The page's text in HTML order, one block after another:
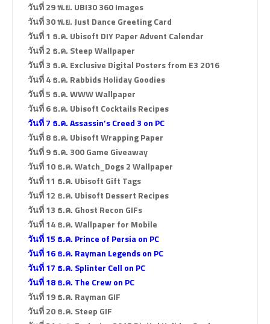
วันที่ 29 พ.ย. UBI30 360 Images
วันที่ 30 พ.ย. Just Dance Greeting Card
วันที่ 1 ธ.ค. Ubisoft DIY Paper Advent Calendar
วันที่ 2 ธ.ค. Steep Wallpaper
วันที่ 3 ธ.ค. Exclusive Digital Posters from E3 2016
วันที่ 4 ธ.ค. Rabbids Holiday Goodies
วันที่ 5 ธ.ค. WWW Wallpaper
วันที่ 6 ธ.ค. Ubisoft Cocktails Recipes
วันที่ 7 ธ.ค. Assassin’s Creed 3 on PC
วันที่ 8 ธ.ค. Ubisoft Wrapping Paper
วันที่ 9 ธ.ค. 300 Game Giveaway
วันที่ 10 ธ.ค. Watch_Dogs 2 Wallpaper
วันที่ 11 ธ.ค. Ubisoft Gift Tags
วันที่ 12 ธ.ค. Ubisoft Dessert Recipes
วันที่ 13 ธ.ค. Ghost Recon GIFs
วันที่ 14 ธ.ค. Wallpaper for Mobile
วันที่ 15 ธ.ค. Prince of Persia on PC
วันที่ 16 ธ.ค. Rayman Legends on PC
วันที่ 17 ธ.ค. Splinter Cell on PC
วันที่ 18 ธ.ค. The Crew on PC
วันที่ 19 ธ.ค. Rayman GIF
วันที่ 20 ธ.ค. Steep GIF